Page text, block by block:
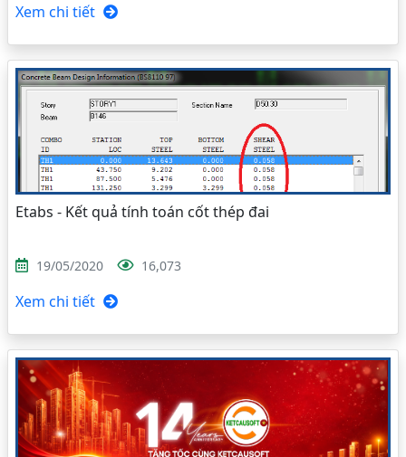
Xem chi tiết
Etabs - Kết quả tính toán cốt thép đai
19/05/2020 16,073
Xem chi tiết